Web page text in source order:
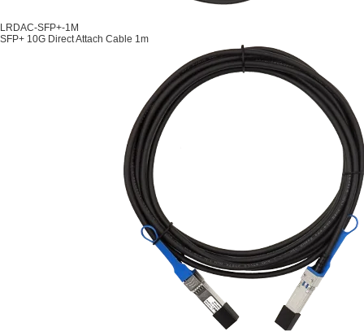
LRDAC-SFP+-1M
SFP+ 10G Direct Attach Cable 1m